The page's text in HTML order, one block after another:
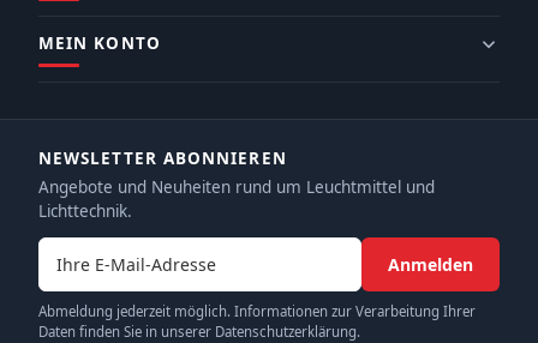
MEIN KONTO
NEWSLETTER ABONNIEREN
Angebote und Neuheiten rund um Leuchtmittel und
Lichttechnik.
E-Mail-Adresse
Anmelden
Abmeldung jederzeit möglich. Informationen zur Verarbeitung Ihrer
Daten finden Sie in unserer Datenschutzerklärung.